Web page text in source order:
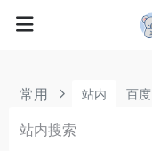
常用 站内 百度